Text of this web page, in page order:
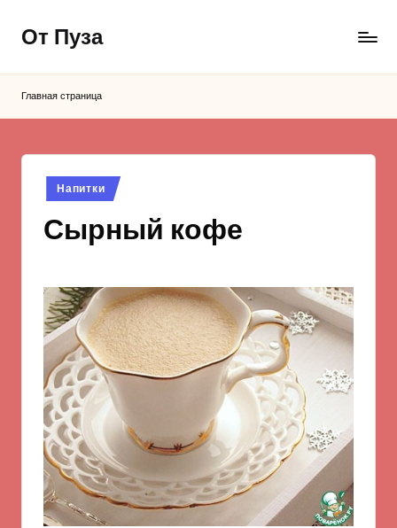
Перейти
содержимому
От Пуза
вкусные
Главная страница
Опубликовано
в
Напитки
Сырный кофе